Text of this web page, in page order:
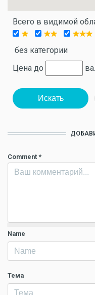
Всего в видимой
без категории
Цена до
Искать
Comment *
Name
Тема